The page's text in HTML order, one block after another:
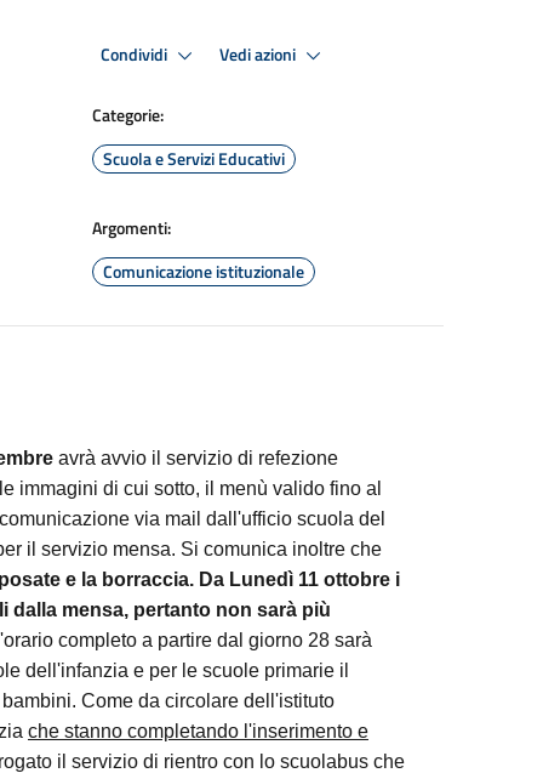
Condividi Vedi azioni
Categorie:
Scuola e Servizi Educativi
Argomenti:
Comunicazione istituzionale
avrà avvio il servizio di refezione
immagini di cui sotto, il menù valido fino al
via mail dall'ufficio scuola del
il servizio mensa. Si comunica inoltre che
e la borraccia. Da Lunedì 11 ottobre i
dalla mensa, pertanto non sarà più
completo a partire dal giorno 28 sarà
dell'infanzia e per le scuole primarie il
Come da circolare dell'istituto
che stanno completando l'inserimento e
il servizio di rientro con lo scuolabus che